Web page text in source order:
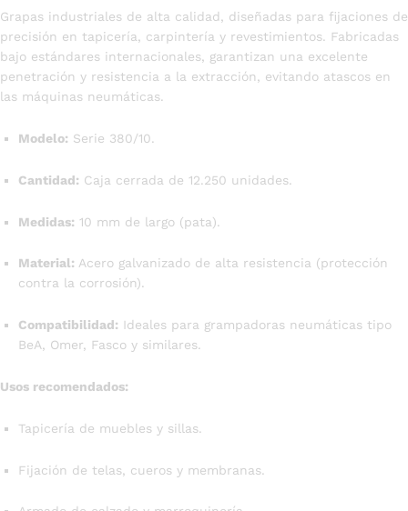
Grapas industriales de alta calidad, diseñadas para fijaciones de
precisión en tapicería, carpintería y revestimientos. Fabricadas
bajo estándares internacionales, garantizan una excelente
penetración y resistencia a la extracción, evitando atascos en
las máquinas neumáticas.
Modelo: Serie 380/10.
Cantidad: Caja cerrada de 12.250 unidades.
Medidas: 10 mm de largo (pata).
Material: Acero galvanizado de alta resistencia (protección
contra la corrosión).
Compatibilidad: Ideales para grampadoras neumáticas tipo
BeA, Omer, Fasco y similares.
Usos recomendados:
Tapicería de muebles y sillas.
Fijación de telas, cueros y membranas.